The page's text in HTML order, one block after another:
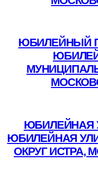
ЮБИЛЕЙНЫЙ
ЮБИЛЕЙНАЯ
ЮБИЛЕЙНАЯ
ОКРУГ ИСТРА,